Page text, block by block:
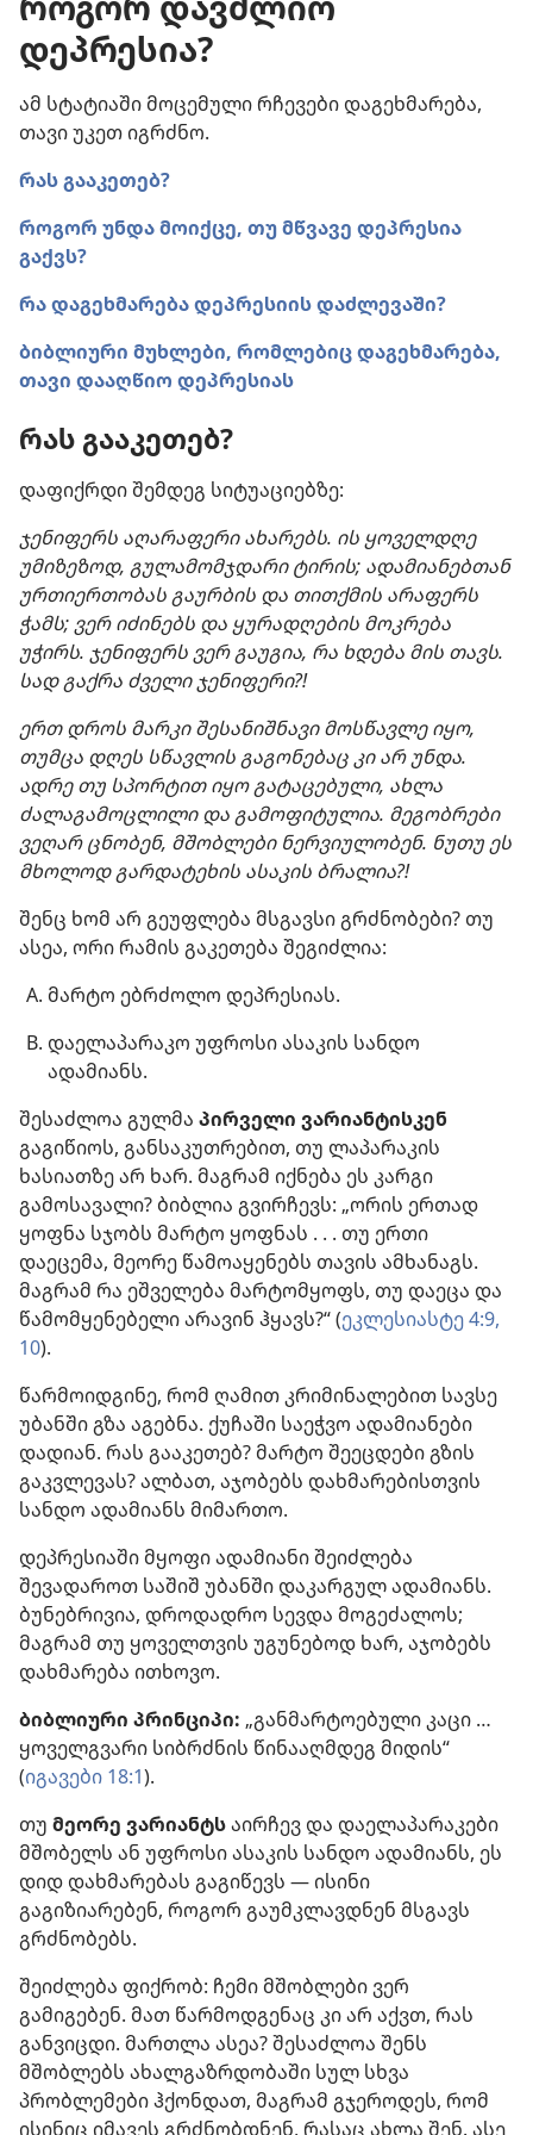
დეპრესია?
ამ სტატიაში მოცემული რჩევები დაგეხმარება,
თავი უკეთ იგრძნო.
რას გააკეთებ?
როგორ უნდა მოიქცე, თუ მწვავე დეპრესია
გაქვს?
რა დაგეხმარება დეპრესიის დაძლევაში?
ბიბლიური მუხლები, რომლებიც დაგეხმარება,
თავი დააღწიო დეპრესიას
რას გააკეთებ?
დაფიქრდი შემდეგ სიტუაციებზე:
ჯენიფერს აღარაფერი ახარებს. ის ყოველდღე
უმიზეზოდ, გულამომჯდარი ტირის; ადამიანებთან
ურთიერთობას გაურბის და თითქმის არაფერს
ჭამს; ვერ იძინებს და ყურადღების მოკრება
უჭირს. ჯენიფერს ვერ გაუგია, რა ხდება მის თავს.
სად გაქრა ძველი ჯენიფერი?!
ერთ დროს მარკი შესანიშნავი მოსწავლე იყო,
თუმცა დღეს სწავლის გაგონებაც კი არ უნდა.
ადრე თუ სპორტით იყო გატაცებული, ახლა
ძალაგამოცლილი და გამოფიტულია. მეგობრები
ვეღარ ცნობენ, მშობლები ნერვიულობენ. ნუთუ ეს
მხოლოდ გარდატეხის ასაკის ბრალია?!
შენც ხომ არ გეუფლება მსგავსი გრძნობები? თუ
ასეა, ორი რამის გაკეთება შეგიძლია:
მარტო ებრძოლო დეპრესიას.
დაელაპარაკო უფროსი ასაკის სანდო
ადამიანს.
შესაძლოა გულმა პირველი ვარიანტისკენ
გაგიწიოს, განსაკუთრებით, თუ ლაპარაკის
ხასიათზე არ ხარ. მაგრამ იქნება ეს კარგი
გამოსავალი? ბიბლია გვირჩევს: „ორის ერთად
ყოფნა სჯობს მარტო ყოფნას . . . თუ ერთი
დაეცემა, მეორე წამოაყენებს თავის ამხანაგს.
მაგრამ რა ეშველება მარტომყოფს, თუ დაეცა და
წამომყენებელი არავინ ჰყავს?“ (ეკლესიასტე 4:9,
10).
წარმოიდგინე, რომ ღამით კრიმინალებით სავსე
უბანში გზა აგებნა. ქუჩაში საეჭვო ადამიანები
დადიან. რას გააკეთებ? მარტო შეეცდები გზის
გაკვლევას? ალბათ, აჯობებს დახმარებისთვის
სანდო ადამიანს მიმართო.
დეპრესიაში მყოფი ადამიანი შეიძლება
შევადაროთ საშიშ უბანში დაკარგულ ადამიანს.
ბუნებრივია, დროდადრო სევდა მოგეძალოს;
მაგრამ თუ ყოველთვის უგუნებოდ ხარ, აჯობებს
დახმარება ითხოვო.
ბიბლიური პრინციპი: „განმარტოებული კაცი …
ყოველგვარი სიბრძნის წინააღმდეგ მიდის“
(იგავები 18:1).
თუ მეორე ვარიანტსაირჩევ და დაელაპარაკები
მშობელს ან უფროსი ასაკის სანდო ადამიანს, ეს
დიდ დახმარებას გაგიწევს — ისინი
გაგიზიარებენ, როგორ გაუმკლავდნენ მსგავს
გრძნობებს.
შეიძლება ფიქრობ: ჩემი მშობლები ვერ
გამიგებენ. მათ წარმოდგენაც კი არ აქვთ, რას
განვიცდი. მართლა ასეა? შესაძლოა შენს
მშობლებს ახალგაზრდობაში სულ სხვა
პრობლემები ჰქონდათ, მაგრამ გჯეროდეს, რომ
ისინიც იმავეს გრძნობდნენ, რასაც ახლა შენ. ასე